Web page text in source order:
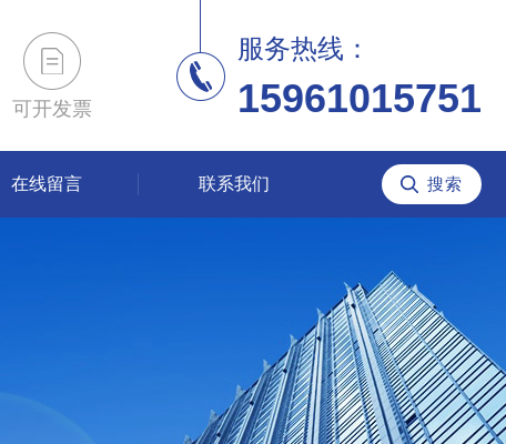
可开发票
服务热线：
15961015751
在线留言 联系我们